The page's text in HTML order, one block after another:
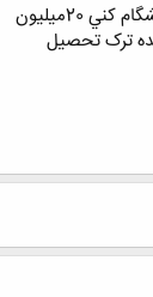
کلاه قرمزي: شما که 20ميليون بايد خرج مدرسه و دانشگام کني 20ميليون
30ميليون بده ترک تحصيل